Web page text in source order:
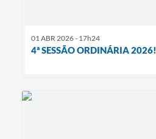
01 ABR 2026 - 17h24
4ª SESSÃO ORDINÁRIA 2026!